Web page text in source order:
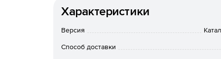
Сводные сметные расчеты.
Акты выполненных работ КС-2.
Характеристики
Версия
Способ доставки